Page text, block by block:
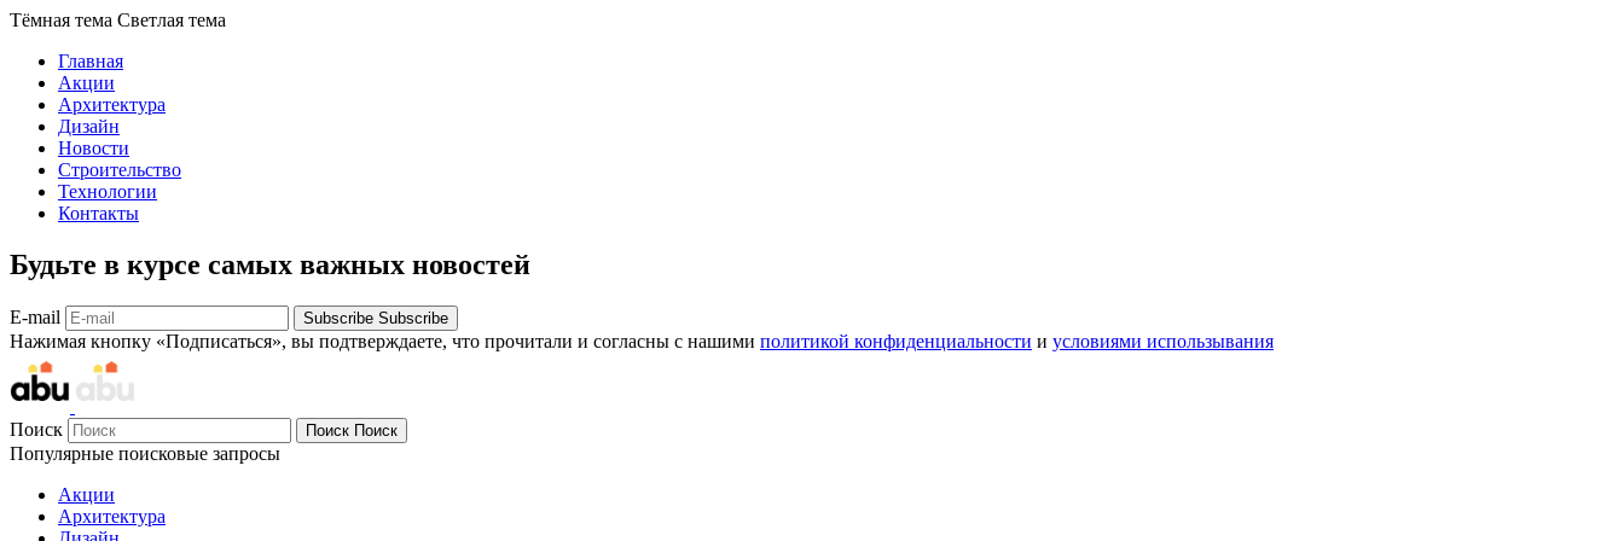
Тёмная тема Светлая тема
Главная
Акции
Архитектура
Дизайн
Новости
Строительство
Технологии
Контакты
Будьте в курсе самых важных новостей
E-mail Subscribe Subscribe
Нажимая кнопку «Подписаться», вы подтверждаете, что прочитали и согласны с нашими политикой конфиденциальности и условиями использывания
Поиск Поиск Поиск
Популярные поисковые запросы
Акции
Архитектура